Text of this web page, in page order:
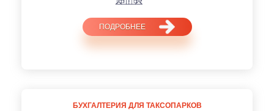
ПОДРОБНЕЕ
БУХГАЛТЕРИЯ ДЛЯ ТАКСОПАРКОВ